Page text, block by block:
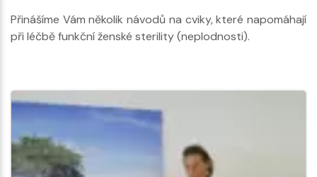
Přinášíme Vám několik návodů na cviky, které napomáhají
při léčbě funkční ženské sterility (neplodnosti).